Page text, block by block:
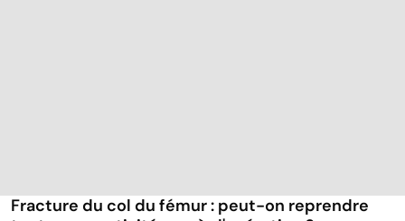
Fracture du col du fémur : peut-on reprendre